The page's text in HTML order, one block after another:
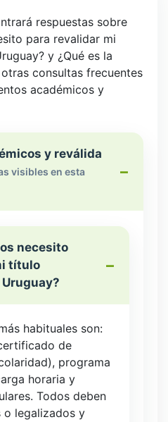
respuestas sobre
para revalidar mi
y ¿Qué es la
consultas frecuentes
académicos y
y reválida
visibles en esta
necesito
título
habituales son:
de
programa
horaria y
Todos deben
o legalizados y